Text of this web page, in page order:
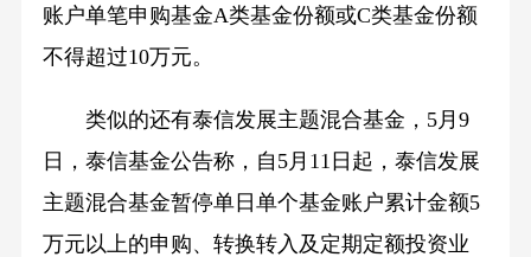
账户单笔申购基金A类基金份额或C类基金份额
不得超过10万元。
类似的还有泰信发展主题混合基金，5月9
日，泰信基金公告称，自5月11日起，泰信发展
主题混合基金暂停单日单个基金账户累计金额5
万元以上的申购、转换转入及定期定额投资业